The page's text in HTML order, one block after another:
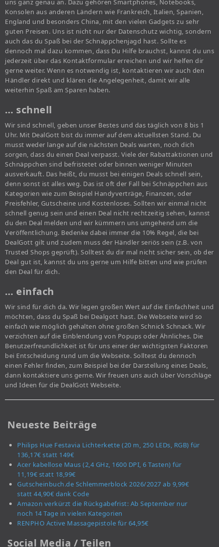
uns ganz genau an. Dazu gehören Smartphones, Notebooks,
Konsolen aus anderen Ländern wie Frankreich, Italien, Spanien,
England und besonders China, mit den vielen Gadgets zu sehr
guten Preisen. Uns ist nicht nur der Datenschutz wichtig, sondern
auch das du Spaß bei der Schnäppchenjagd hast. Sollte es
dennoch mal dazu kommen, dass Du Hilfe brauchst, kannst du uns
jederzeit über das Kontaktformular erreichen und wir helfen dir
gerne weiter. Wenn es notwendig ist, kontaktieren wir auch den
Händler direkt und klären die Angelegenheit, damit wir alle
weiterhin Spaß am Sparen haben.
… schnell
Wir sind schnell, geben unser Bestes und das täglich von 8 bis 1
Uhr. Mit DealGott bist du immer auf dem aktuellsten Stand. Du
musst weder lange auf die nächsten Deals warten, noch dich
sorgen, dass du einen Deal verpasst. Viele der Rabattaktionen und
Schnäppchen sind befristetet oder binnen weniger Minuten
ausverkauft. Das heißt, du musst bei einigen Deals schnell sein,
denn sonst ist alles weg. Das ist oft der Fall bei Schnäppchen aus
Kategorien wie zum Beispiel Handyverträge, Finanzen, oder
Preisfehler, Gutscheine und Kostenloses. Sollten wir einmal nicht
schnell genug sein und einen Deal nicht rechtzeitig sehen, kannst
du den Deal melden und wir kümmern uns umgehend um die
Veröffentlichung. Bedenke dabei immer die 10% Regel, die bei
DealGott gilt und zudem muss der Händler seriös sein (z.B. von
Trusted Shops geprüft). Solltest du dir mal nicht sicher sein, ob der
Deal gut ist, kannst du uns gerne um Hilfe bitten und wie prüfen
den Deal für dich.
… einfach
Wir sind für dich da. Wir legen großen Wert auf die Einfachheit und
möchten, dass du Spaß bei Dealgott hast. Die Webseite wird so
einfach wie möglich gehalten ohne großen Schnick Schnack. Wir
verzichten auf die Einblendung von Popups oder Ähnliches. Die
Benutzerfreundlichkeit ist für uns einer der wichtigsten Faktoren
bei Entscheidung rund um die Webseite. Solltest du dennoch
einen Fehler finden, zum Beispiel bei der Darstellung eines Deals,
dann kontaktiere uns gerne. Wir freuen uns auch über Vorschläge
und Ideen für die DealGott Webseite.
Neueste Beiträge
Philips Hue Festavia Lichterkette (20 m, 250 LEDs, RGB) für
136,17€ statt 149€
Acer kabellose Maus (2,4 GHz, 1600 DPI, 6 Tasten) für
11,19€ statt 18,99€
Gutscheinbuch.de Schlemmerblock 2026/2027 ab 9,99€
statt 44,90€ dank Code
Amazon verkürzt die Rückgabefrist: Ab September nur
noch 14 Tage in vielen Kategorien
RENPHO Active Massagepistole für 64,95€
Social Media / Teilen